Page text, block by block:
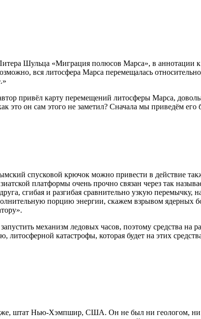
Шульца «Миграция полюсов Марса», в аннотации
вся литосфера Марса перемещалась
привёл карту перемещений литосферы Марса,
это он сам этого не заметил? Сначала мы приведём
спусковой крючок можно привести в действие
платформы очень прочно связан через так
сгибая и разгибая сравнительно узкую
порцию энергии, скажем взрывом ядерных
механизм ледовых часов, поэтому средства на
катастрофы, которая будет на этих
штат Нью-Хэмпшир, США. Он не был ни геологом, ни